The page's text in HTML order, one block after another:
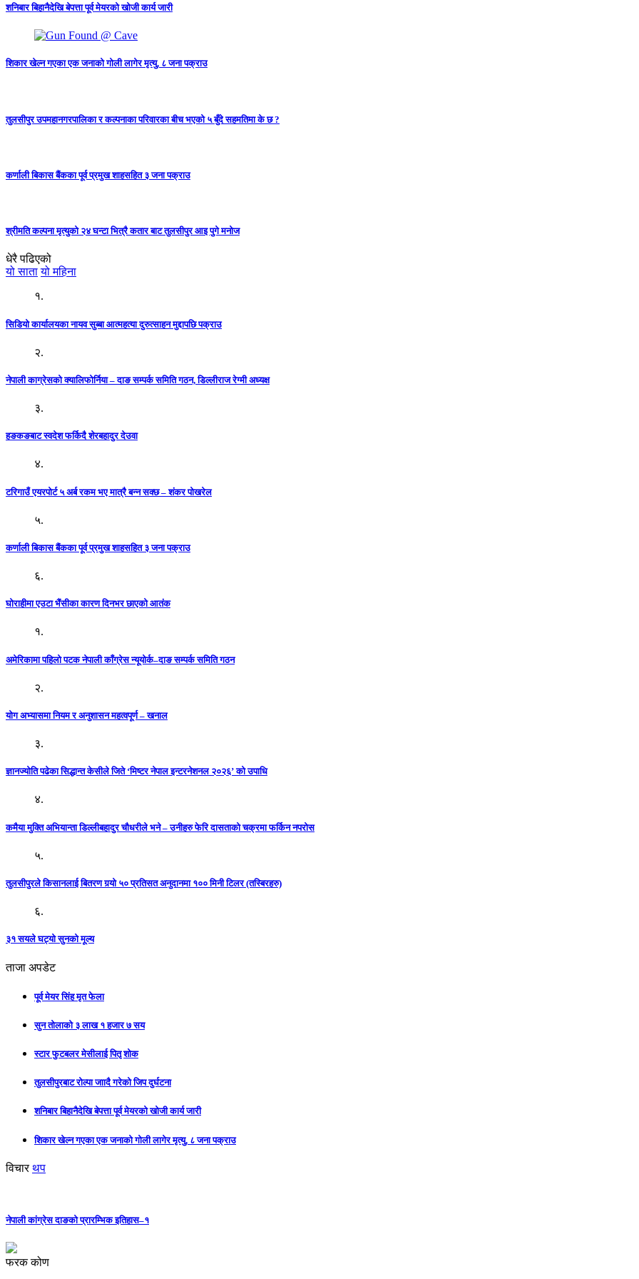
शनिबार बिहानैदेखि बेपत्ता पूर्व मेयरको खोजी कार्य जारी
शिकार खेल्न गएका एक जनाको गोली लागेर मृत्यु, ८ जना पक्राउ
तुलसीपुर उपमहानगरपालिका र कल्पनाका परिवारका बीच भएको ५ बुँदे सहमतिमा के छ ?
कर्णाली बिकास बैंकका पूर्व प्रमुख शाहसहित ३ जना पक्राउ
श्रीमति कल्पना मृत्युको २४ घन्टा भित्रै कतार बाट तुलसीपुर आइ पुगे मनोज
धेरै पढिएको
यो साता यो महिना
१.
सिडियो कार्यालयका नायव सुब्बा आत्महत्या दुरुत्साहन मुद्दापछि पक्राउ
२.
नेपाली काग्रेसको क्यालिफोर्निया – दाङ सम्पर्क समिति गठन, डिल्लीराज रेग्मी अध्यक्ष
३.
हङकङबाट स्वदेश फर्किदै शेरबहादुर देउवा
४.
टरिगाउँ एयरपोर्ट ५ अर्ब रकम भए मात्रै बन्न सक्छ – शंकर पोखरेल
५.
कर्णाली बिकास बैंकका पूर्व प्रमुख शाहसहित ३ जना पक्राउ
६.
घोराहीमा एउटा भैंसीका कारण दिनभर छाएको आतंक
१.
अमेरिकामा पहिलो पटक नेपाली काँग्रेस न्यूयोर्क–दाङ सम्पर्क समिति गठन
२.
योग अभ्यासमा नियम र अनुशासन महत्वपूर्ण – खनाल
३.
ज्ञानज्योति पढेका सिद्धान्त केसीले जिते ‘मिष्टर नेपाल इन्टरनेशनल २०२६’ को उपाधि
४.
कमैया मुक्ति अभियान्ता डिल्लीबहादुर चौधरीले भने – उनीहरु फेरि दासताको चक्रमा फर्किन नपरोस
५.
तुलसीपुरले किसानलाई बितरण गर्‍यो ५० प्रतिसत अनुदानमा १०० मिनी टिलर (तस्बिरहरु)
६.
३१ सयले घट्यो सुनको मूल्य
ताजा अपडेट
पूर्व मेयर सिंह मृत फेला
सुन तोलाको ३ लाख १ हजार ७ सय
स्टार फुटबलर मेसीलाई पितृ शोक
तुलसीपुरबाट रोल्पा जाादै गरेको जिप दुर्घटना
शनिबार बिहानैदेखि बेपत्ता पूर्व मेयरको खोजी कार्य जारी
शिकार खेल्न गएका एक जनाको गोली लागेर मृत्यु, ८ जना पक्राउ
विचार थप
नेपाली कांग्रेस दाङको प्रारम्भिक इतिहास–१
फरक कोण